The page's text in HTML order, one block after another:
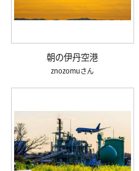
朝の伊丹空港
znozomu